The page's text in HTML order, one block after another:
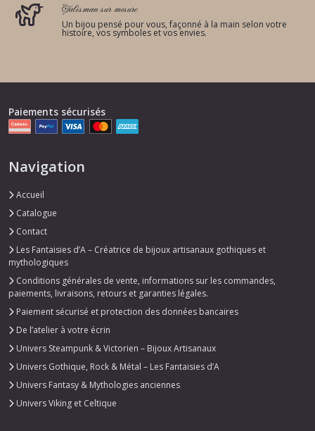
Talisman sur mesure
Un bijou pensé pour vous, façonné à la main selon votre
histoire, vos symboles et vos envies.
Paiements sécurisés
Navigation
Accueil
Catalogue
Contact
Les Fantaisies d’A – Créatrice de bijoux artisanaux gothiques et
mythologiques
Conditions générales de vente, informations sur les commandes,
paiements, livraisons, retours et garanties légales.
Paiement sécurisé et protection des données bancaires
De l’atelier à votre écrin
Univers Steampunk & Victorien – Bijoux Artisanaux
Univers Gothique, Rock & Métal – Les Fantaisies d’A
Univers Fantasy & Mythologies anciennes
Univers Viking et Celtique